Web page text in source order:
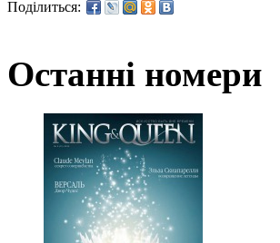
Поділиться:
Останні номери